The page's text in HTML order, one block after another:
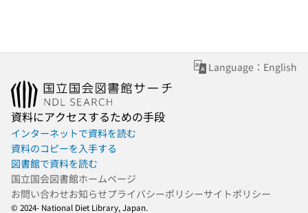
Language：English
資料にアクセスするための手段
インターネットで資料を読む
資料のコピーを入手する
図書館で資料を読む
国立国会図書館ホームページ
お問い合わせお知らせプライバシーポリシーサイトポリシー
© 2024- National Diet Library, Japan.